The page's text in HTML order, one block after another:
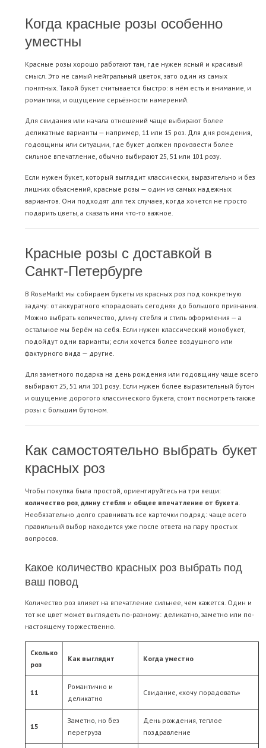
Когда красные розы особенно
уместны
Красные розы хорошо работают там, где нужен ясный и красивый
смысл. Это не самый нейтральный цветок, зато один из самых
понятных. Такой букет считывается быстро: в нём есть и внимание, и
романтика, и ощущение серьёзности намерений.
Для свидания или начала отношений чаще выбирают более
деликатные варианты — например, 11 или 15 роз. Для дня рождения,
годовщины или ситуации, где букет должен произвести более
сильное впечатление, обычно выбирают 25, 51 или 101 розу.
Если нужен букет, который выглядит классически, выразительно и без
лишних объяснений, красные розы — один из самых надежных
вариантов. Они подходят для тех случаев, когда хочется не просто
подарить цветы, а сказать ими что-то важное.
Красные розы с доставкой в
Санкт-Петербурге
В RoseMarkt мы собираем букеты из красных роз под конкретную
задачу: от аккуратного «порадовать сегодня» до большого признания.
Можно выбрать количество, длину стебля и стиль оформления — а
остальное мы берём на себя. Если нужен классический монобукет,
подойдут одни варианты; если хочется более воздушного или
фактурного вида — другие.
Для заметного подарка на день рождения или годовщину чаще всего
выбирают 25, 51 или 101 розу. Если нужен более выразительный бутон
и ощущение дорогого классического букета, стоит посмотреть также
розы с большим бутоном.
Как самостоятельно выбрать букет
красных роз
Чтобы покупка была простой, ориентируйтесь на три вещи:
количество роз, длину стебля и общее впечатление от букета.
Необязательно долго сравнивать все карточки подряд: чаще всего
правильный выбор находится уже после ответа на пару простых
вопросов.
Какое количество красных роз выбрать под
ваш повод
Количество роз влияет на впечатление сильнее, чем кажется. Один и
тот же цвет может выглядеть по-разному: деликатно, заметно или по-
настоящему торжественно.
Сколько
роз
Как выглядит Когда уместно
11
Романтично и
деликатно
Свидание, «хочу порадовать»
15
Заметно, но без
перегруза
День рождения, теплое
поздравление